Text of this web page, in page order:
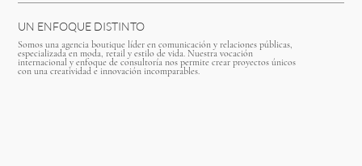
UN ENFOQUE DISTINTO
Somos una agencia boutique líder en comunicación y relaciones públicas,
especializada en moda, retail y estilo de vida. Nuestra vocación
internacional y enfoque de consultoría nos permite crear proyectos únicos
con una creatividad e innovación incomparables.